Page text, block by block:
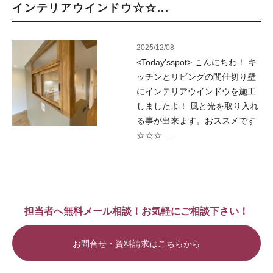
インテリアウインドウ☆☆...
2025/12/08
<Today'sspot> こんにちわ！ キ
ッチンとリビングの間仕切り壁
にインテリアウインドウを施工
しましたよ！ 風と光を取り入れ
る事が出来ます。おススメです
☆☆☆ ...
担当者へ無料メール相談！お気軽にご相談下さい！
お問合せ・資料請求はこちらから